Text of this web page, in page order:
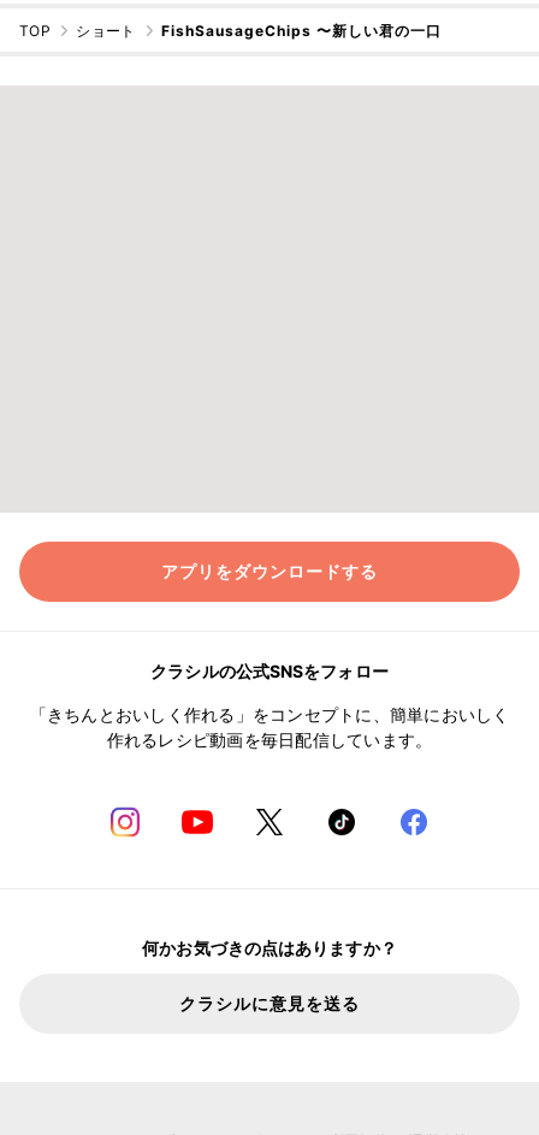
TOP ショート FishSausageChips 〜新しい君の一口
アプリをダウンロードする
クラシルの公式SNSをフォロー
「きちんとおいしく作れる」をコンセプトに、簡単においしく
作れるレシピ動画を毎日配信しています。
何かお気づきの点はありますか？
クラシルに意見を送る